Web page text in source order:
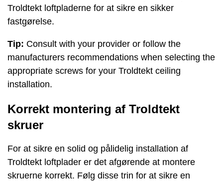
Troldtekt loftpladerne for at sikre en sikker
fastgørelse.
Tip: Consult with your provider or follow the
manufacturers recommendations when selecting the
appropriate screws for your Troldtekt ceiling
installation.
Korrekt montering af Troldtekt
skruer
For at sikre en solid og pålidelig installation af
Troldtekt loftplader er det afgørende at montere
skruerne korrekt. Følg disse trin for at sikre en